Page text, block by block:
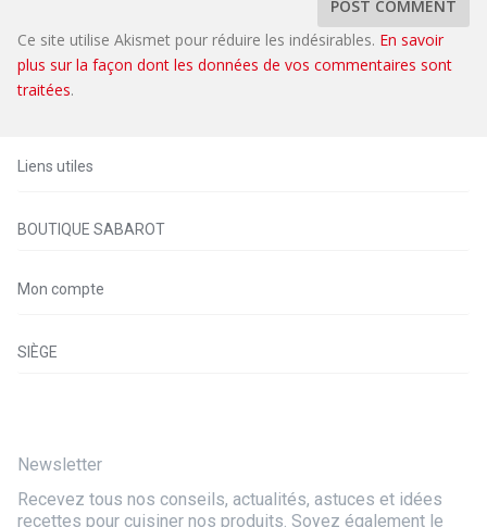
Ce site utilise Akismet pour réduire les indésirables. En savoir
plus sur la façon dont les données de vos commentaires sont
traitées.
Liens utiles
BOUTIQUE SABAROT
Mon compte
SIÈGE
Newsletter
Recevez tous nos conseils, actualités, astuces et idées
recettes pour cuisiner nos produits. Soyez également le